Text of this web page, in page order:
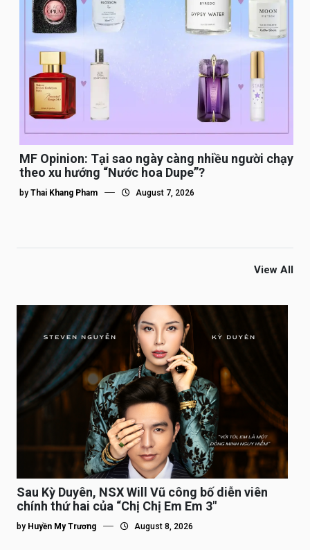
MF Opinion: Tại sao ngày càng nhiều người chạy
theo xu hướng “Nước hoa Dupe”?
by Thai Khang Pham August 7, 2026
View All
Sau Kỳ Duyên, NSX Will Vũ công bố diễn viên
chính thứ hai của “Chị Chị Em Em 3″
by Huyền My Trương August 8, 2026